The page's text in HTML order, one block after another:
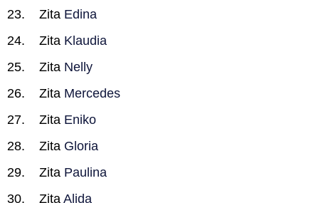
Zita Edina
Zita Klaudia
Zita Nelly
Zita Mercedes
Zita Eniko
Zita Gloria
Zita Paulina
Zita Alida